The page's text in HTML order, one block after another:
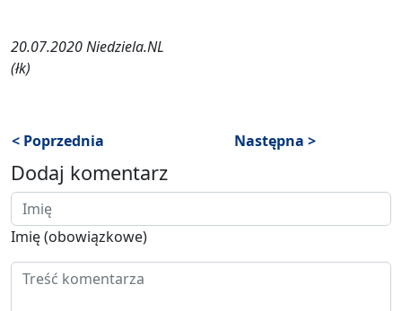
20.07.2020 Niedziela.NL
(łk)
< Poprzednia Następna >
Dodaj komentarz
Imię (obowiązkowe)